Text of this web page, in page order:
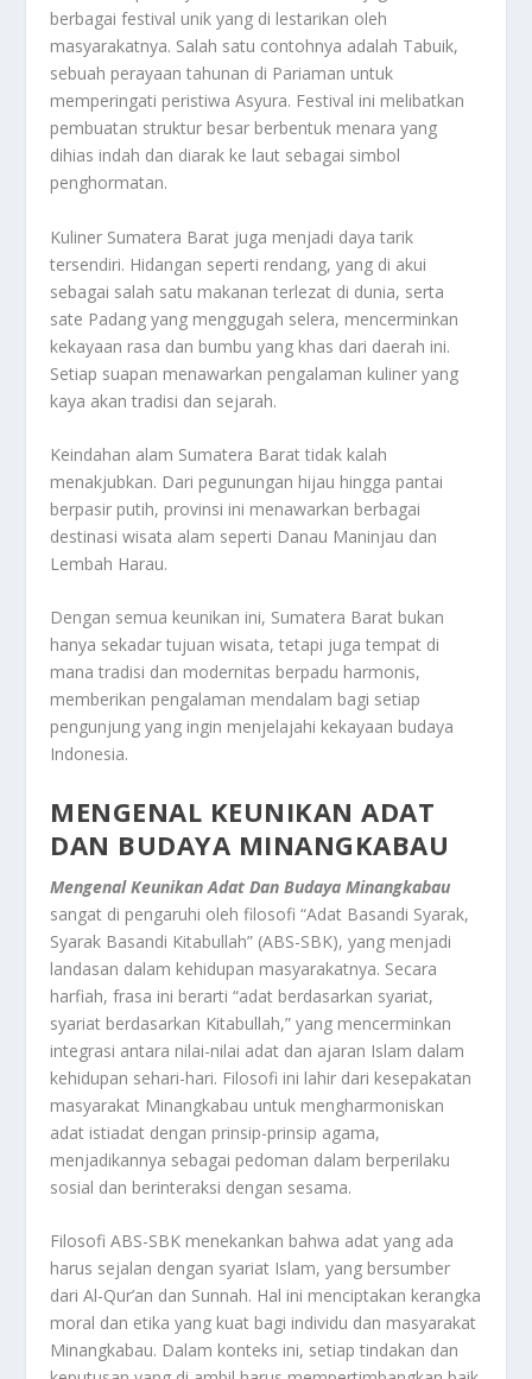
berbagai festival unik yang di lestarikan oleh
masyarakatnya. Salah satu contohnya adalah Tabuik,
sebuah perayaan tahunan di Pariaman untuk
memperingati peristiwa Asyura. Festival ini melibatkan
pembuatan struktur besar berbentuk menara yang
dihias indah dan diarak ke laut sebagai simbol
penghormatan.
Kuliner Sumatera Barat juga menjadi daya tarik
tersendiri. Hidangan seperti rendang, yang di akui
sebagai salah satu makanan terlezat di dunia, serta
sate Padang yang menggugah selera, mencerminkan
kekayaan rasa dan bumbu yang khas dari daerah ini.
Setiap suapan menawarkan pengalaman kuliner yang
kaya akan tradisi dan sejarah.
Keindahan alam Sumatera Barat tidak kalah
menakjubkan. Dari pegunungan hijau hingga pantai
berpasir putih, provinsi ini menawarkan berbagai
destinasi wisata alam seperti Danau Maninjau dan
Lembah Harau.
Dengan semua keunikan ini, Sumatera Barat bukan
hanya sekadar tujuan wisata, tetapi juga tempat di
mana tradisi dan modernitas berpadu harmonis,
memberikan pengalaman mendalam bagi setiap
pengunjung yang ingin menjelajahi kekayaan budaya
Indonesia.
MENGENAL KEUNIKAN ADAT
DAN BUDAYA MINANGKABAU
Mengenal Keunikan Adat Dan Budaya Minangkabau
sangat di pengaruhi oleh filosofi “Adat Basandi Syarak,
Syarak Basandi Kitabullah” (ABS-SBK), yang menjadi
landasan dalam kehidupan masyarakatnya. Secara
harfiah, frasa ini berarti “adat berdasarkan syariat,
syariat berdasarkan Kitabullah,” yang mencerminkan
integrasi antara nilai-nilai adat dan ajaran Islam dalam
kehidupan sehari-hari. Filosofi ini lahir dari kesepakatan
masyarakat Minangkabau untuk mengharmoniskan
adat istiadat dengan prinsip-prinsip agama,
menjadikannya sebagai pedoman dalam berperilaku
sosial dan berinteraksi dengan sesama.
Filosofi ABS-SBK menekankan bahwa adat yang ada
harus sejalan dengan syariat Islam, yang bersumber
dari Al-Qur’an dan Sunnah. Hal ini menciptakan kerangka
moral dan etika yang kuat bagi individu dan masyarakat
Minangkabau. Dalam konteks ini, setiap tindakan dan